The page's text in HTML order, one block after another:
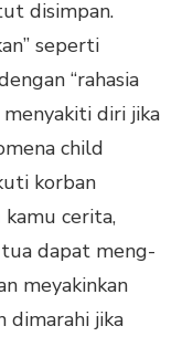
disimpan.
seperti
“rahasia
menyakiti diri jika
child
korban
cerita,
tua dapat meng-
meyakinkan
dimarahi jika